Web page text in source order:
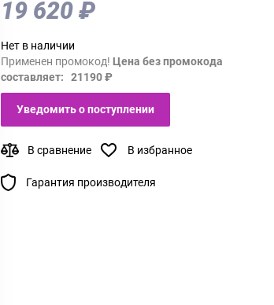
19 620 ₽
Нет в наличии
Применен промокод! Цена без промокода
составляет: 21190 ₽
Уведомить о поступлении
В сравнение В избранное
Гарантия производителя